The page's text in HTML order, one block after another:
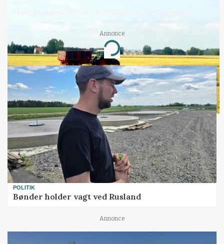
Annonce
Loading...
POLITIK
Bønder holder vagt ved Rusland
Annonce